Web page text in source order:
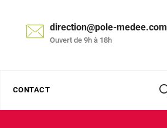
direction@pole-medee.com
Ouvert de 9h à 18h
CONTACT